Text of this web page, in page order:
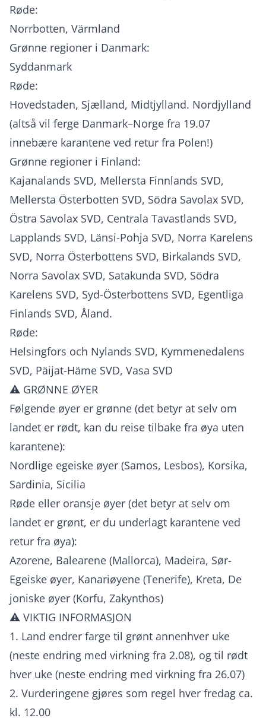
Røde:
Norrbotten, Värmland
Grønne regioner i Danmark:
Syddanmark
Røde:
Hovedstaden, Sjælland, Midtjylland. Nordjylland
(altså vil ferge Danmark–Norge fra 19.07
innebære karantene ved retur fra Polen!)
Grønne regioner i Finland:
Kajanalands SVD, Mellersta Finnlands SVD,
Mellersta Österbotten SVD, Södra Savolax SVD,
Östra Savolax SVD, Centrala Tavastlands SVD,
Lapplands SVD, Länsi-Pohja SVD, Norra Karelens
SVD, Norra Österbottens SVD, Birkalands SVD,
Norra Savolax SVD, Satakunda SVD, Södra
Karelens SVD, Syd-Österbottens SVD, Egentliga
Finlands SVD, Åland.
Røde:
Helsingfors och Nylands SVD, Kymmenedalens
SVD, Päijat-Häme SVD, Vasa SVD
⚠️ GRØNNE ØYER
Følgende øyer er grønne (det betyr at selv om
landet er rødt, kan du reise tilbake fra øya uten
karantene):
Nordlige egeiske øyer (Samos, Lesbos), Korsika,
Sardinia, Sicilia
Røde eller oransje øyer (det betyr at selv om
landet er grønt, er du underlagt karantene ved
retur fra øya):
Azorene, Balearene (Mallorca), Madeira, Sør-
Egeiske øyer, Kanariøyene (Tenerife), Kreta, De
joniske øyer (Korfu, Zakynthos)
⚠️ VIKTIG INFORMASJON
1. Land endrer farge til grønt annenhver uke
(neste endring med virkning fra 2.08), og til rødt
hver uke (neste endring med virkning fra 26.07)
2. Vurderingene gjøres som regel hver fredag ca.
kl. 12.00